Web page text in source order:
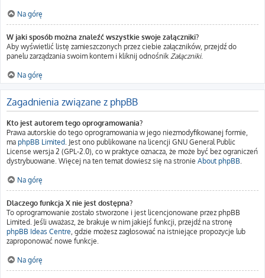
Na górę
W jaki sposób można znaleźć wszystkie swoje załączniki?
Aby wyświetlić listę zamieszczonych przez ciebie załączników, przejdź do
panelu zarządzania swoim kontem i kliknij odnośnik Załączniki.
Na górę
Zagadnienia związane z phpBB
Kto jest autorem tego oprogramowania?
Prawa autorskie do tego oprogramowania w jego niezmodyfikowanej formie,
ma phpBB Limited. Jest ono publikowane na licencji GNU General Public
License wersja 2 (GPL-2.0), co w praktyce oznacza, że może być bez ograniczeń
dystrybuowane. Więcej na ten temat dowiesz się na stronie About phpBB.
Na górę
Dlaczego funkcja X nie jest dostępna?
To oprogramowanie zostało stworzone i jest licencjonowane przez phpBB
Limited. Jeśli uważasz, że brakuje w nim jakiejś funkcji, przejdź na stronę
phpBB Ideas Centre, gdzie możesz zagłosować na istniejące propozycje lub
zaproponować nowe funkcje.
Na górę